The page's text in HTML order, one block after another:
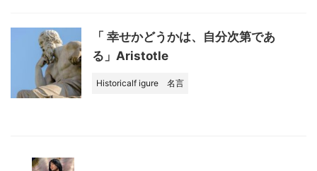
「 幸せかどうかは、自分次第であ
る」Aristotle
Historicalf igure 名言